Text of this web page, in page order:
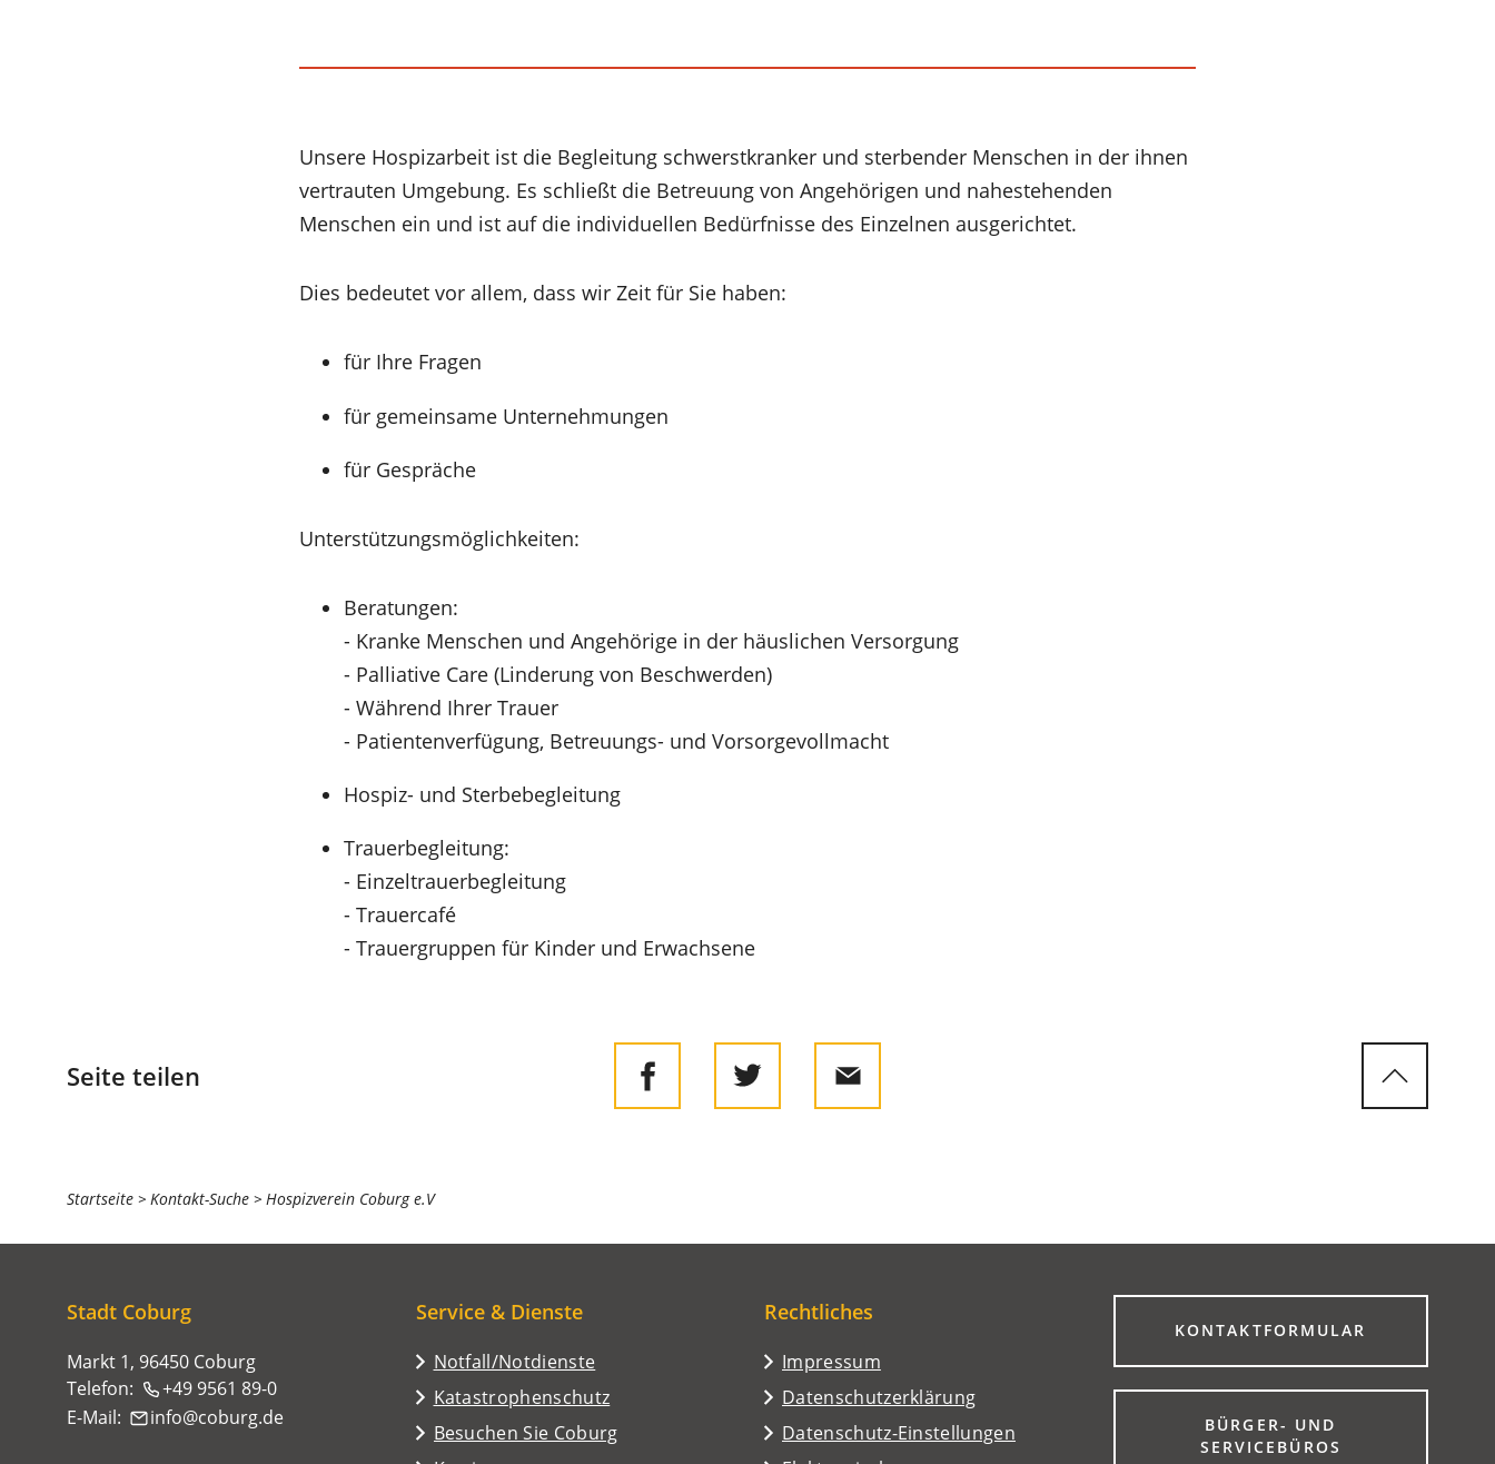
Unsere Hospizarbeit ist die Begleitung schwerstkranker und sterbender Menschen in der ihnen
vertrauten Umgebung. Es schließt die Betreuung von Angehörigen und nahestehenden
Menschen ein und ist auf die individuellen Bedürfnisse des Einzelnen ausgerichtet.
Dies bedeutet vor allem, dass wir Zeit für Sie haben:
für Ihre Fragen
für gemeinsame Unternehmungen
für Gespräche
Unterstützungsmöglichkeiten:
Beratungen:
​- Kranke Menschen und Angehörige in der häuslichen Versorgung
- Palliative Care (Linderung von Beschwerden)
- Während Ihrer Trauer
- Patientenverfügung, Betreuungs- und Vorsorgevollmacht
Hospiz- und Sterbebegleitung
Trauerbegleitung:
- Einzeltrauerbegleitung
- Trauercafé
- Trauergruppen für Kinder und Erwachsene
Seite teilen
Sie
befinden
hier:
Startseite Kontakt-Suche Hospizverein Coburg e.V
Stadt Coburg
Markt 1, 96450 Coburg
Telefon:
+49 9561 89-0
E-Mail:
info coburg de
Service & Dienste
Notfall/Notdienste
Katastrophenschutz
Besuchen Sie Coburg
(Öffnet
Rechtliches
Impressum
Datenschutzerklärung
Datenschutz-Einstellungen
KONTAKTFORMULAR
(ÖFFNET
NEUEN
BÜRGER- UND
SERVICEBÜROS